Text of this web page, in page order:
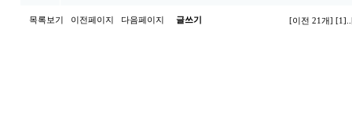
목록보기 이전페이지 다음페이지 글쓰기 [이전 21개] [1]